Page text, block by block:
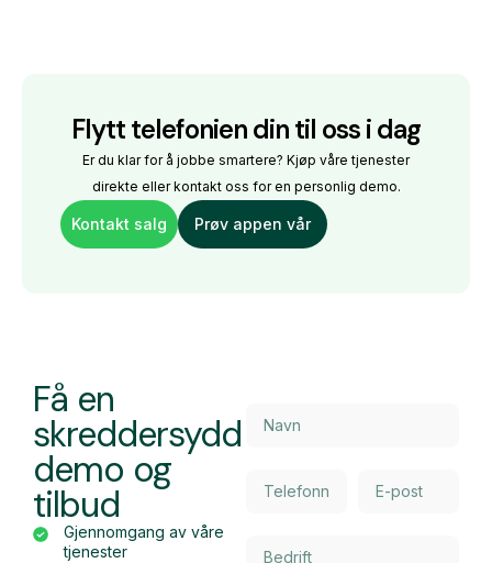
Flytt telefonien din til oss i dag
Er du klar for å jobbe smartere? Kjøp våre tjenester
direkte eller kontakt oss for en personlig demo.
Kontakt salg Prøv appen vår
Få en
skreddersydd
demo og
tilbud
Gjennomgang av våre
tjenester